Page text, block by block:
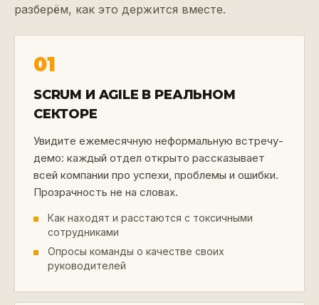
разберём, как это держится вместе.
01
SCRUM И AGILE В РЕАЛЬНОМ
СЕКТОРЕ
Увидите ежемесячную неформальную встречу-
демо: каждый отдел открыто рассказывает
всей компании про успехи, проблемы и ошибки.
Прозрачность не на словах.
Как находят и расстаются с токсичными
сотрудниками
Опросы команды о качестве своих
руководителей